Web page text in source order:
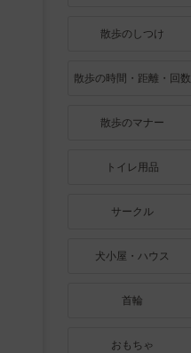
散歩のしつけ
散歩の時間・距離・回数
散歩のマナー
トイレ用品
サークル
犬小屋・ハウス
首輪
おもちゃ